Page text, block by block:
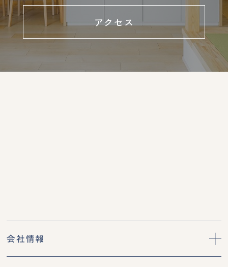
アクセス
会社情報